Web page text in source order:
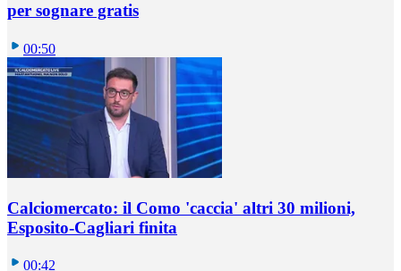
per sognare gratis
00:50
Calciomercato: il Como 'caccia' altri 30 milioni,
Esposito-Cagliari finita
00:42